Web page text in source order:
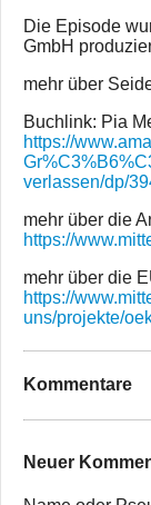
Die Episode
GmbH
mehr über
Buchlink: Pia
https://
verlassen/dp/
mehr über die
https://
mehr über die
https://
uns/projekte/
Kommentare
Neuer